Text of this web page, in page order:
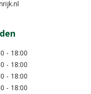
- 18:00
- 18:00
- 18:00
- 18:00